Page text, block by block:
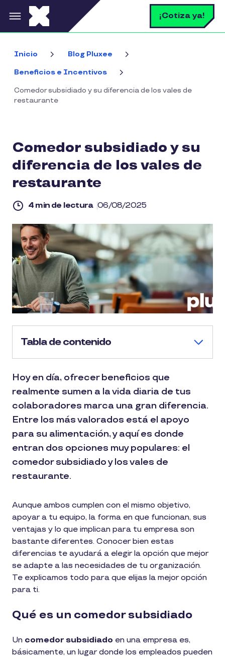
Pasar al contenido principal ¡Cotiza ya!
Inicio Blog Pluxee
Beneficios e Incentivos
Comedor subsidiado y su diferencia de los vales de
restaurante
Comedor subsidiado y su
diferencia de los vales de
restaurante
4 min de lectura 06/08/2025
Tabla de contenido
Hoy en día, ofrecer beneficios que
realmente sumen a la vida diaria de tus
colaboradores marca una gran diferencia.
Entre los más valorados está el apoyo
para su alimentación, y aquí es donde
entran dos opciones muy populares: el
comedor subsidiado y los vales de
restaurante.
Aunque ambos cumplen con el mismo objetivo,
apoyar a tu equipo, la forma en que funcionan, sus
ventajas y lo que implican para tu empresa son
bastante diferentes. Conocer bien estas
diferencias te ayudará a elegir la opción que mejor
se adapte a las necesidades de tu organización.
Te explicamos todo para que elijas la mejor opción
para ti.
Qué es un comedor subsidiado
Un comedor subsidiado en una empresa es,
básicamente, un lugar donde los empleados pueden